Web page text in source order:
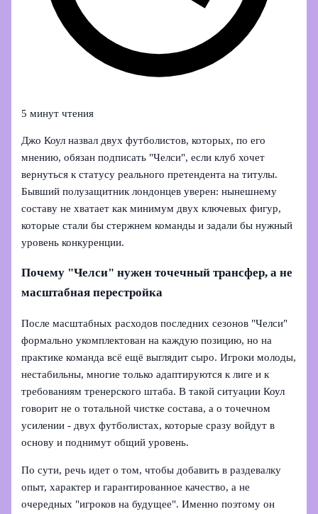
5 минут чтения
Джо Коул назвал двух футболистов, которых, по его
мнению, обязан подписать "Челси", если клуб хочет
вернуться к статусу реального претендента на титулы.
Бывший полузащитник лондонцев уверен: нынешнему
составу не хватает как минимум двух ключевых фигур,
которые стали бы стержнем команды и задали бы нужный
уровень конкуренции.
Почему "Челси" нужен точечный трансфер, а не
масштабная перестройка
После масштабных расходов последних сезонов "Челси"
формально укомплектован на каждую позицию, но на
практике команда всё ещё выглядит сыро. Игроки молоды,
нестабильны, многие только адаптируются к лиге и к
требованиям тренерского штаба. В такой ситуации Коул
говорит не о тотальной чистке состава, а о точечном
усилении - двух футболистах, которые сразу войдут в
основу и поднимут общий уровень.
По сути, речь идет о том, чтобы добавить в раздевалку
опыт, характер и гарантированное качество, а не
очередных "игроков на будущее". Именно поэтому он